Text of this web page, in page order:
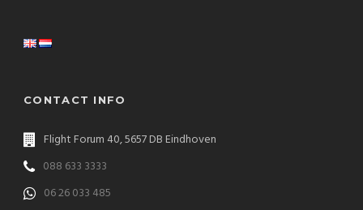
CONTACT INFO
Flight Forum 40, 5657 DB Eindhoven
088 633 3333
06 26 033 485